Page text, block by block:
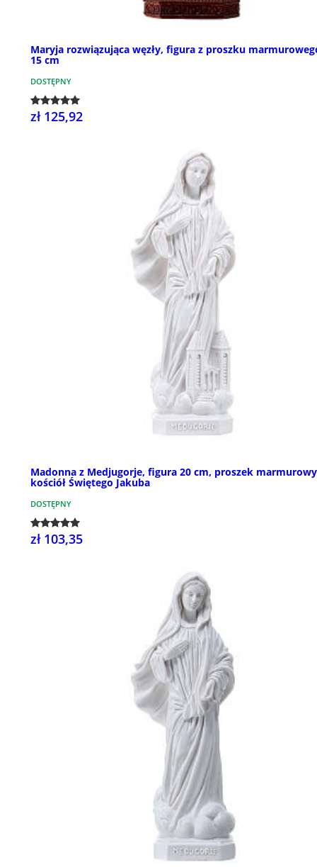
Maryja rozwiązująca węzły, figura z proszku
15 cm
DOSTĘPNY
zł 125,92
Madonna z Medjugorje, figura 20 cm, proszek
kościół Świętego Jakuba
DOSTĘPNY
zł 103,35